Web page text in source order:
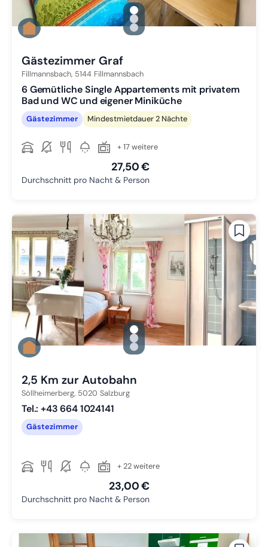
gallery.slide_selector
Zu Slide 1 wechseln
Zu Slide 2 wechseln
Zu Slide 3 wechseln
Gästezimmer Graf
Fillmannsbach, 5144 Fillmannsbach
6 Gemütliche Single Appartements mit privatem
Bad und WC und eigener Miniküche
Gästezimmer Mindestmietdauer 2 Nächte
+ 17 weitere
27,50 €
Durchschnitt pro Nacht & Person
gallery.slide_selector
Zu Slide 1 wechseln
Zu Slide 2 wechseln
Zu Slide 3 wechseln
2,5 Km zur Autobahn
Söllheimerberg, 5020 Salzburg
Tel.: +43 664 1024141
Gästezimmer
+ 22 weitere
23,00 €
Durchschnitt pro Nacht & Person